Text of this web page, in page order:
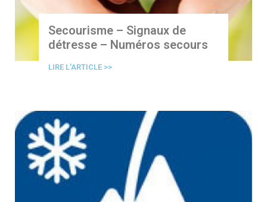
Secourisme – Signaux de
détresse – Numéros secours
LIRE L'ARTICLE >>